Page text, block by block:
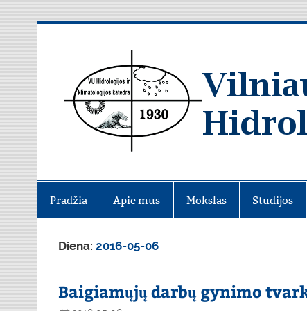
Pradžia Apie mus Mokslas Studijos
Diena:2016-05-06
Baigiamųjų darbų gynimo